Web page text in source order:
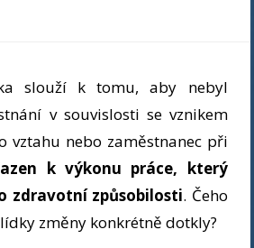
slouží k tomu, aby nebyl
v souvislosti se vznikem
vztahu nebo zaměstnanec při
k výkonu práce, který
zdravotní způsobilosti. Čeho
změny konkrétně dotkly?